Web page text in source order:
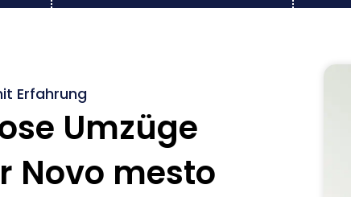
Erfahrung
Umzüge
Novo mesto